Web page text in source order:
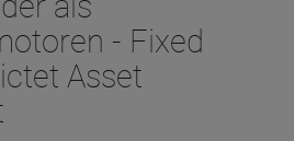
- Fixed
Asset